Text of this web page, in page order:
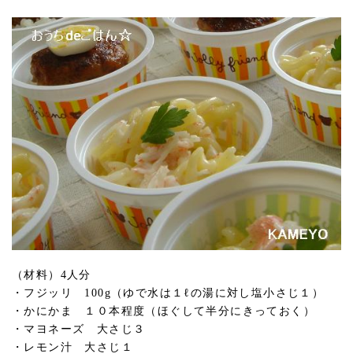
（材料）4人分
・フジッリ 100g（ゆで水は１ℓの湯に対し塩小さじ１）
・かにかま １０本程度（ほぐして半分にきっておく）
・マヨネーズ 大さじ３
・レモン汁 大さじ１